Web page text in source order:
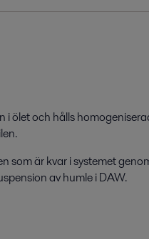
i ölet och hålls
som är kvar i systemet
av humle i DAW.